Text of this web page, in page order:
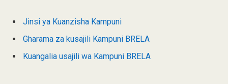
Jinsi ya Kuanzisha Kampuni
Gharama za kusajili Kampuni BRELA
Kuangalia usajili wa Kampuni BRELA